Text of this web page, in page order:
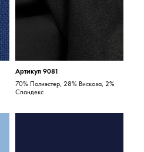
Артикул 9081
70% Полиэстер, 28% Вискоза, 2%
Спандекс